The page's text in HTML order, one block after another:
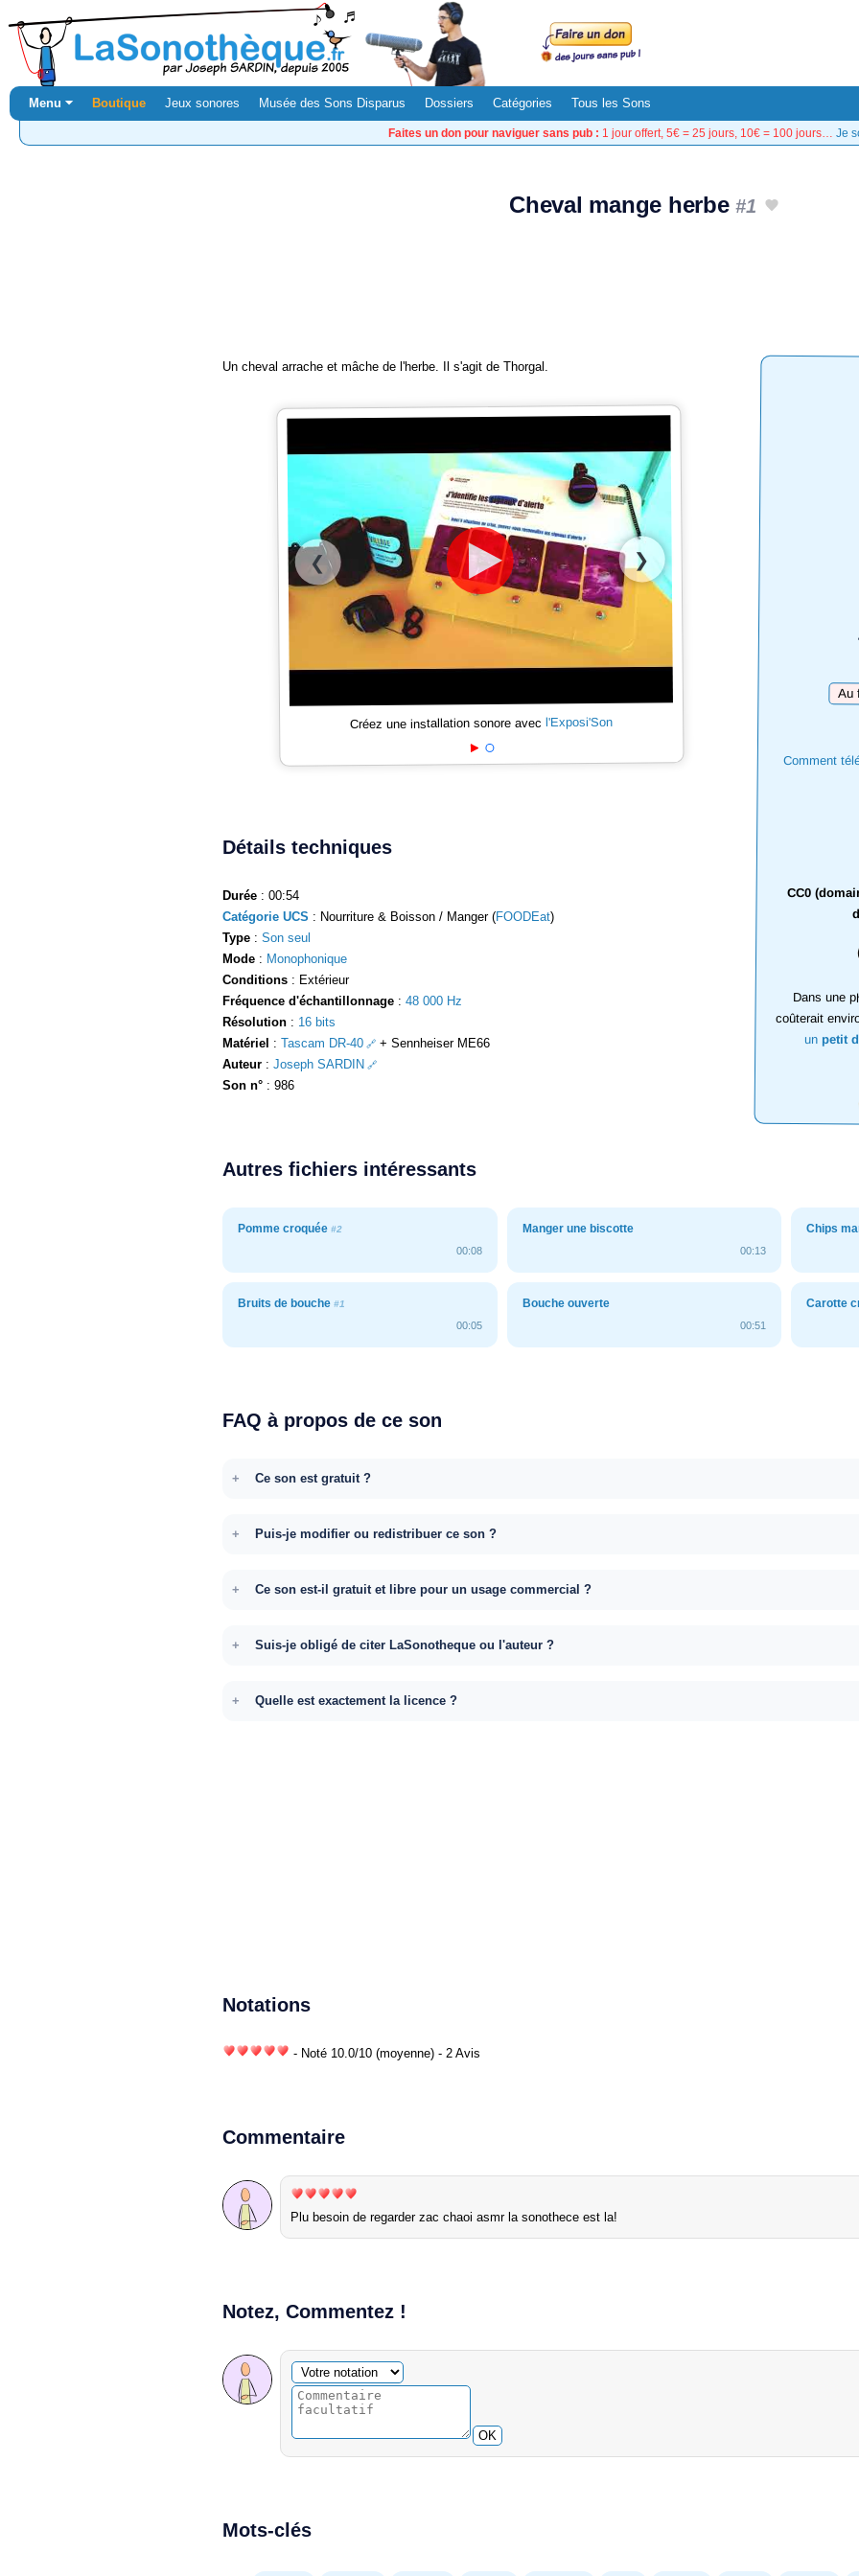
Menu ⏷ Boutique Jeux sonores Musée des Sons Disparus Dossiers Catégories Tous les Sons
Faites un don pour naviguer sans pub : 1 jour offert, 5€ = 25 jours, 10€ = 100 jours… Je
Cheval mange herbe#1
Comment
CC0
Dans une
coûterait
un petit
Un cheval arrache et mâche de l'herbe. Il s'agit de Thorgal.
❮ ❯
Créez une installation sonore avecl'Exposi'Son
Détails techniques
Durée : 00:54
Catégorie UCS : Nourriture & Boisson / Manger (FOODEat)
Type : Son seul
Mode : Monophonique
Conditions : Extérieur
Fréquence d'échantillonnage : 48 000 Hz
Résolution : 16 bits
Matériel : Tascam DR-40
+ Sennheiser ME66
Auteur : Joseph SARDIN
Son n° : 986
Autres fichiers intéressants
Pomme croquée #2
00:08
Manger une biscotte
00:13
Chips
Bruits de bouche #1
00:05
Bouche ouverte
00:51
Carotte
FAQ à propos de ce son
Ce son est gratuit ?
Puis-je modifier ou redistribuer ce son ?
Ce son est-il gratuit et libre pour un usage commercial ?
Suis-je obligé de citer LaSonotheque ou l'auteur ?
Quelle est exactement la licence ?
Notations
- Noté 10.0/10 (moyenne) - 2 Avis
Commentaire
Plu besoin de regarder zac chaoi asmr la sonothece est la!
Notez, Commentez !
Commentaire facultatif
Votre notation
OK
Mots-clés